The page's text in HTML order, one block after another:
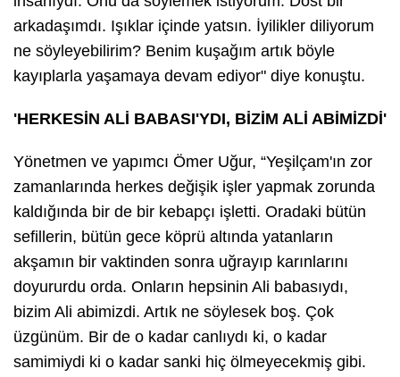
arkadaşımdı. Işıklar içinde yatsın. İyilikler diliyorum
ne söyleyebilirim? Benim kuşağım artık böyle
kayıplarla yaşamaya devam ediyor" diye konuştu.
'HERKESİN ALİ BABASI'YDI, BİZİM ALİ ABİMİZDİ'
Yönetmen ve yapımcı Ömer Uğur, “Yeşilçam'ın zor
zamanlarında herkes değişik işler yapmak zorunda
kaldığında bir de bir kebapçı işletti. Oradaki bütün
sefillerin, bütün gece köprü altında yatanların
akşamın bir vaktinden sonra uğrayıp karınlarını
doyururdu orda. Onların hepsinin Ali babasıydı,
bizim Ali abimizdi. Artık ne söylesek boş. Çok
üzgünüm. Bir de o kadar canlıydı ki, o kadar
samimiydi ki o kadar sanki hiç ölmeyecekmiş gibi.